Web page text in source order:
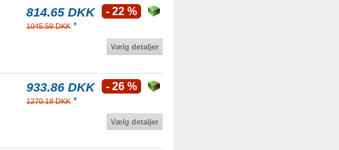
814.65 DKK
1045.59 DKK *
- 22 %
Vælg detaljer
933.86 DKK
1270.18 DKK *
- 26 %
Vælg detaljer